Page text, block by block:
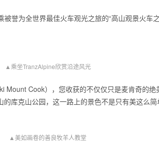
誉为全世界最佳火车观光之旅的“高山观景火车
▲乘坐TranzAlpine欣赏沿途风光
Cook），您收获的不仅仅只是麦肯奇的绝
库克山公园，这一路上的景色不是只有美这么简
▲美如画卷的善良牧羊人教堂